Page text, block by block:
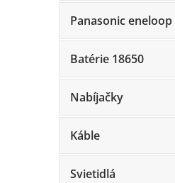
Panasonic eneloop
Batérie 18650
Nabíjačky
Káble
Svietidlá